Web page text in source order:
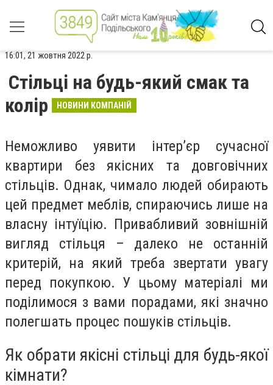
16:01, 21 жовтня 2022 р.
Стільці на будь-який смак та
колір
НОВИНИ КОМПАНІЙ
Неможливо уявити інтер’єр сучасної
квартири без якісних та довговічних
стільців. Однак, чимало людей обирають
цей предмет меблів, спираючись лише на
власну інтуїцію. Привабливий зовнішній
вигляд стільця – далеко не останній
критерій, на який треба звертати увагу
перед покупкою. У цьому матеріалі ми
поділимося з вами порадами, які значно
полегшать процес пошуків стільців.
Як обрати якісні стільці для будь-якої
кімнати?